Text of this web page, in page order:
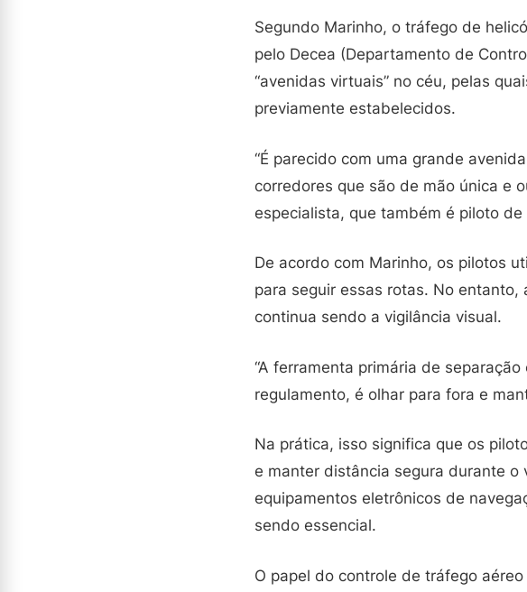
Segundo Marinho, o tráfego de
pelo Decea (Departamento de
“avenidas virtuais” no céu, pelas
previamente estabelecidos.
“É parecido com uma grande
corredores que são de mão única e
especialista, que também é piloto de
De acordo com Marinho, os pilotos
para seguir essas rotas. No
continua sendo a vigilância visual.
“A ferramenta primária de
regulamento, é olhar para fora e
Na prática, isso significa que os
e manter distância segura durante o
equipamentos eletrônicos de
sendo essencial.
O papel do controle de tráfego